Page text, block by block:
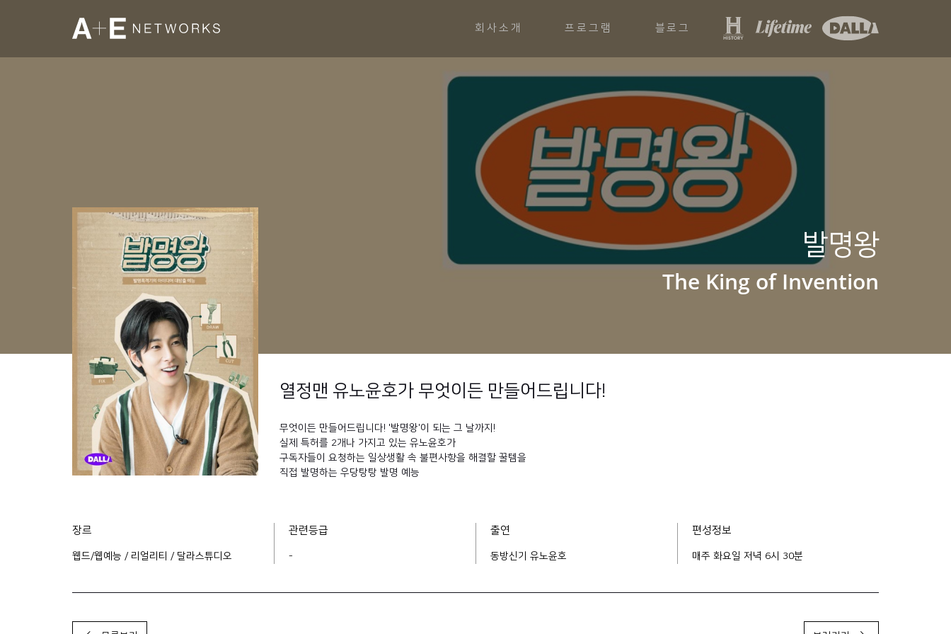
회사소개 프로그램 블로그
발명왕
The King of Invention
열정맨 유노윤호가 무엇이든 만들어드립니다!
무엇이든 만들어드립니다! '발명왕'이 되는 그 날까지!
실제 특허를 2개나 가지고 있는 유노윤호가
구독자들이 요청하는 일상생활 속 불편사항을 해결할 꿀템을
직접 발명하는 우당탕탕 발명 예능
장르
웹드/웹예능 / 리얼리티 / 달라스튜디오
관련등급
-
출연
동방신기 유노윤호
편성정보
매주 화요일 저녁 6시 30분